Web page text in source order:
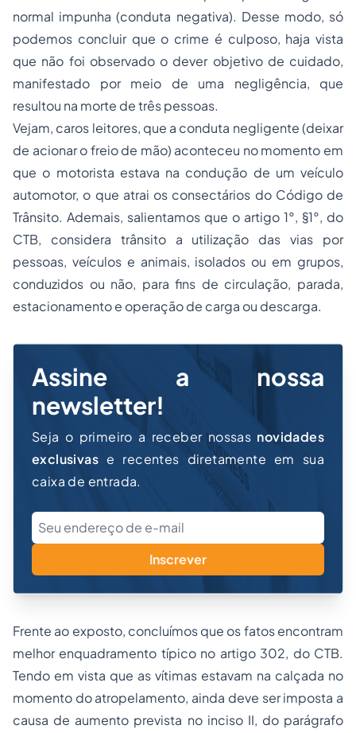
normal impunha (conduta negativa). Desse modo, só
podemos concluir que o crime é culposo, haja vista
que não foi observado o dever objetivo de cuidado,
manifestado por meio de uma negligência, que
resultou na morte de três pessoas.
Vejam, caros leitores, que a conduta negligente (deixar
de acionar o freio de mão) aconteceu no momento em
que o motorista estava na condução de um veículo
automotor, o que atrai os consectários do Código de
Trânsito. Ademais, salientamos que o artigo 1°, §1°, do
CTB, considera trânsito a utilização das vias por
pessoas, veículos e animais, isolados ou em grupos,
conduzidos ou não, para fins de circulação, parada,
estacionamento e operação de carga ou descarga.
Assine a nossa
newsletter!
Seja o primeiro a receber nossas novidades
exclusivas e recentes diretamente em sua
caixa de entrada.
Inscrever
Frente ao exposto, concluímos que os fatos encontram
melhor enquadramento típico no artigo 302, do CTB.
Tendo em vista que as vítimas estavam na calçada no
momento do atropelamento, ainda deve ser imposta a
causa de aumento prevista no inciso II, do parágrafo